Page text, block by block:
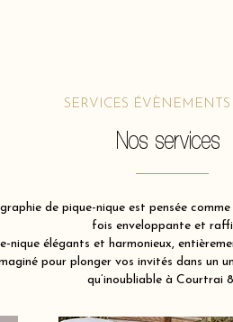
SERVICES ÉVÈNEMENTS
Nos services
de pique-nique est pensée
fois enveloppante et
nique élégants et harmonieux,
pour plonger vos invités dans un
qu’inoubliable à Courtrai